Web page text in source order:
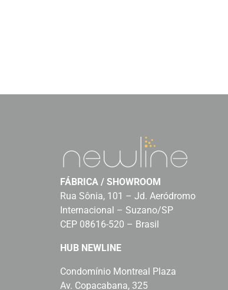
FÁBRICA / SHOWROOM
Rua Sônia, 101 – Jd. Aeródromo
Internacional – Suzano/SP
CEP 08616-520 – Brasil
HUB NEWLINE
Condomínio Montreal Plaza
Av. Copacabana, 325